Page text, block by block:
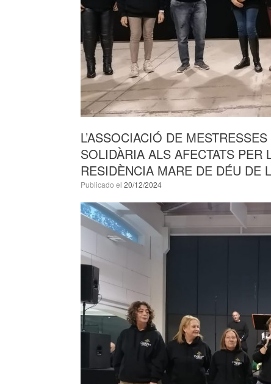
L’ASSOCIACIÓ DE
SOLIDÀRIA ALS AFECTATS PER
RESIDÈNCIA MARE DE DÉU DE
Publicado el 20/12/2024